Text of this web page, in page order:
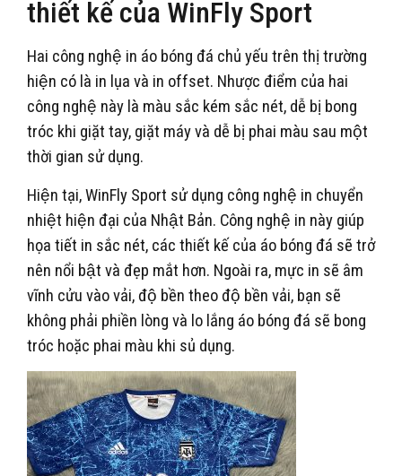
thiết kế của WinFly Sport
Hai công nghệ in áo bóng đá chủ yếu trên thị trường
hiện có là in lụa và in offset. Nhược điểm của hai
công nghệ này là màu sắc kém sắc nét, dễ bị bong
tróc khi giặt tay, giặt máy và dễ bị phai màu sau một
thời gian sử dụng.
Hiện tại, WinFly Sport sử dụng công nghệ in chuyển
nhiệt hiện đại của Nhật Bản. Công nghệ in này giúp
họa tiết in sắc nét, các thiết kế của áo bóng đá sẽ trở
nên nổi bật và đẹp mắt hơn. Ngoài ra, mực in sẽ âm
vĩnh cửu vào vải, độ bền theo độ bền vải, bạn sẽ
không phải phiền lòng và lo lắng áo bóng đá sẽ bong
tróc hoặc phai màu khi sủ dụng.